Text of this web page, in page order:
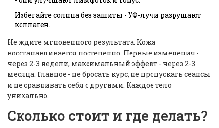
Избегайте солнца без защиты - УФ-лучи разрушают
коллаген.
Не ждите мгновенного результата. Кожа
восстанавливается постепенно. Первые изменения -
через 2-3 недели, максимальный эффект - через 2-3
месяца. Главное - не бросать курс, не пропускать сеансы
и не сравнивать себя с другими. Каждое тело
уникально.
Сколько стоит и где делать?